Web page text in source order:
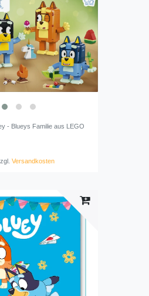
- Blueys Familie aus LEGO
Versandkosten